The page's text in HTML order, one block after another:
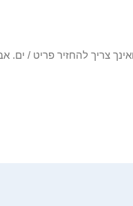
החלפה ואינך צריך להחזיר